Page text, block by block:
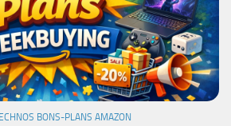
BONS-PLANS AMAZON